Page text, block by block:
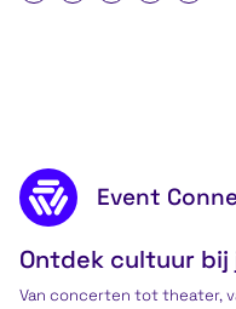
FooterEvent
Ontdek cultuur
Van concerten tot theater,